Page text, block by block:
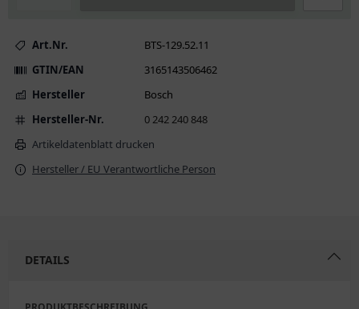
Art.Nr.
BTS-129.52.11
GTIN/EAN
3165143506462
Hersteller
Bosch
Hersteller-Nr.
0 242 240 848
Artikeldatenblatt drucken
Hersteller / EU Verantwortliche Person
DETAILS